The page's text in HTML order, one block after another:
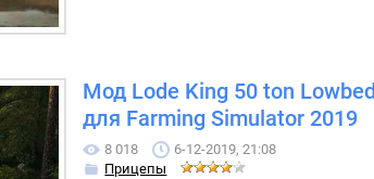
Мод Lode King 50 ton Lowbed
для Farming Simulator 2019
8 018
6-12-2019, 21:08
Прицепы